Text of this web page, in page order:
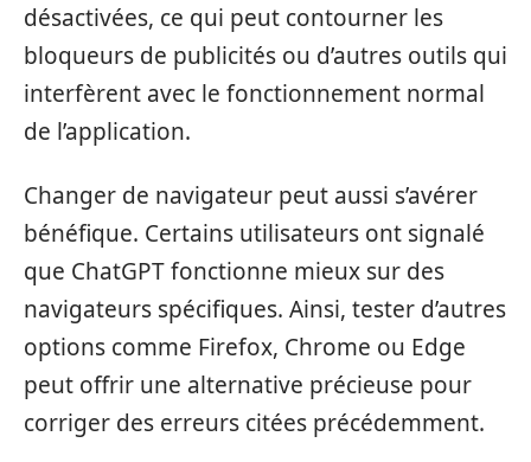
désactivées, ce qui peut contourner les
bloqueurs de publicités ou d’autres outils qui
interfèrent avec le fonctionnement normal
de l’application.
Changer de navigateur peut aussi s’avérer
bénéfique. Certains utilisateurs ont signalé
que ChatGPT fonctionne mieux sur des
navigateurs spécifiques. Ainsi, tester d’autres
options comme Firefox, Chrome ou Edge
peut offrir une alternative précieuse pour
corriger des erreurs citées précédemment.